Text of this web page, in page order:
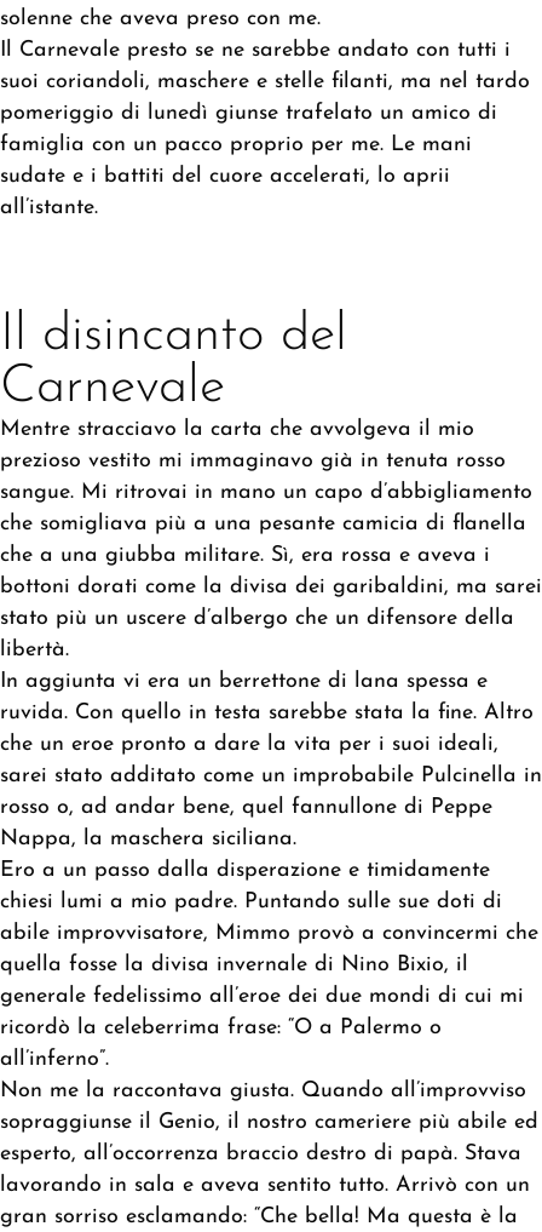
solenne che aveva preso con me.
Il Carnevale presto se ne sarebbe andato con tutti i
suoi coriandoli, maschere e stelle filanti, ma nel tardo
pomeriggio di lunedì giunse trafelato un amico di
famiglia con un pacco proprio per me. Le mani
sudate e i battiti del cuore accelerati, lo aprii
all’istante.
Il disincanto del
Carnevale
Mentre stracciavo la carta che avvolgeva il mio
prezioso vestito mi immaginavo già in tenuta rosso
sangue. Mi ritrovai in mano un capo d’abbigliamento
che somigliava più a una pesante camicia di flanella
che a una giubba militare. Sì, era rossa e aveva i
bottoni dorati come la divisa dei garibaldini, ma sarei
stato più un uscere d’albergo che un difensore della
libertà.
In aggiunta vi era un berrettone di lana spessa e
ruvida. Con quello in testa sarebbe stata la fine. Altro
che un eroe pronto a dare la vita per i suoi ideali,
sarei stato additato come un improbabile Pulcinella in
rosso o, ad andar bene, quel fannullone di Peppe
Nappa, la maschera siciliana.
Ero a un passo dalla disperazione e timidamente
chiesi lumi a mio padre. Puntando sulle sue doti di
abile improvvisatore, Mimmo provò a convincermi che
quella fosse la divisa invernale di Nino Bixio, il
generale fedelissimo all’eroe dei due mondi di cui mi
ricordò la celeberrima frase: “O a Palermo o
all’inferno”.
Non me la raccontava giusta. Quando all’improvviso
sopraggiunse il Genio, il nostro cameriere più abile ed
esperto, all’occorrenza braccio destro di papà. Stava
lavorando in sala e aveva sentito tutto. Arrivò con un
gran sorriso esclamando: “Che bella! Ma questa è la